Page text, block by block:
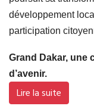
développement
participation
Grand Dakar, une
d’avenir.
Lire la suite